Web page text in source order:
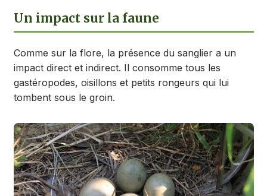
Un impact sur la faune
Comme sur la flore, la présence du sanglier a un
impact direct et indirect. Il consomme tous les
gastéropodes, oisillons et petits rongeurs qui lui
tombent sous le groin.